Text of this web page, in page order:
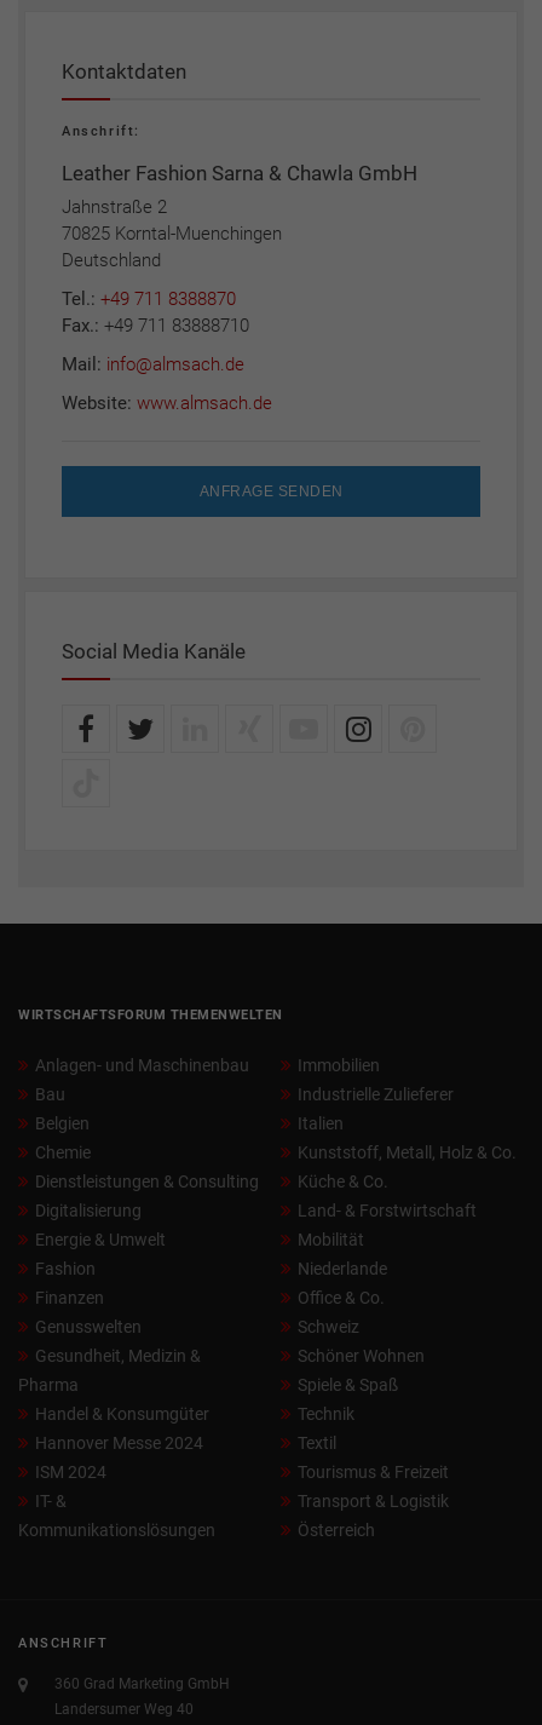
Kontaktdaten
Anschrift:
Leather Fashion Sarna & Chawla GmbH
Jahnstraße 2
70825 Korntal-Muenchingen
Deutschland
Tel.: +49 711 8388870
Fax.: +49 711 83888710
Mail: info@almsach.de
Website: www.almsach.de
ANFRAGE SENDEN
Social Media Kanäle
WIRTSCHAFTSFORUM THEMENWELTEN
Anlagen- und Maschinenbau
Bau
Belgien
Chemie
Dienstleistungen & Consulting
Digitalisierung
Energie & Umwelt
Fashion
Finanzen
Genusswelten
Gesundheit, Medizin &
Pharma
Handel & Konsumgüter
Hannover Messe 2024
ISM 2024
IT- &
Kommunikationslösungen
Immobilien
Industrielle Zulieferer
Italien
Kunststoff, Metall, Holz & Co.
Küche & Co.
Land- & Forstwirtschaft
Mobilität
Niederlande
Office & Co.
Schweiz
Schöner Wohnen
Spiele & Spaß
Technik
Textil
Tourismus & Freizeit
Transport & Logistik
Österreich
ANSCHRIFT
360 Grad Marketing GmbH
Landersumer Weg 40